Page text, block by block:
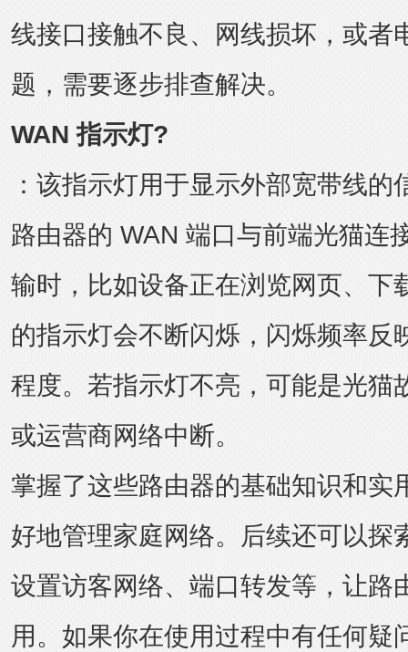
线接口接触不良、网线损坏，或者
题，需要逐步排查解决。
WAN 指示灯?
：该指示灯用于显示外部宽带线的
路由器的 WAN 端口与前端光猫连
输时，比如设备正在浏览网页、下
的指示灯会不断闪烁，闪烁频率反
程度。若指示灯不亮，可能是光猫
或运营商网络中断。
掌握了这些路由器的基础知识和实
好地管理家庭网络。后续还可以探
设置访客网络、端口转发等，让路
用。如果你在使用过程中有任何疑